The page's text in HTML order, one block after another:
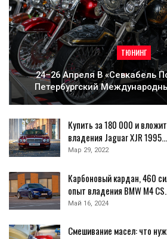
ТЮНИНГ
24–26 Апреля В «Севкабель
Петербургский
Купить за 180 000 и
владения Jaguar XJR 1995…
Мар 29, 2022
Карбоновый кардан, 460
опыт владения BMW M4
Май 16, 2024
Смешивание масел: что